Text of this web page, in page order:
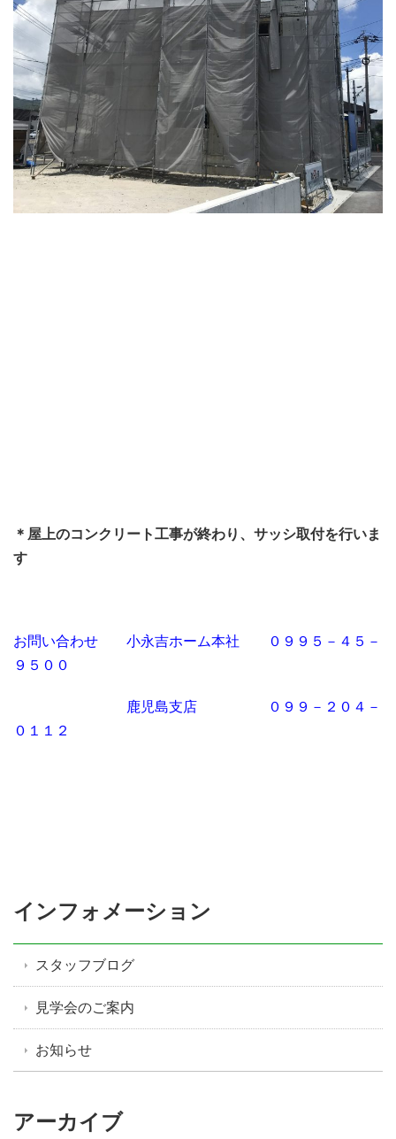
＊屋上のコンクリート工事が終わり、サッシ取付を行いま
す
お問い合わせ 小永吉ホーム本社 ０９９５－４５－
９５００
鹿児島支店 ０９９－２０４－
０１１２
インフォメーション
スタッフブログ
見学会のご案内
お知らせ
アーカイブ